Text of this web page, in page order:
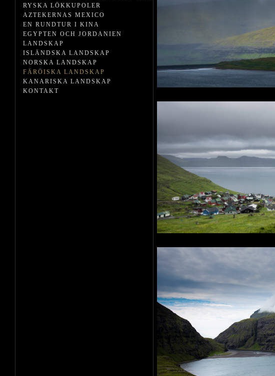
RYSKA LÖKKUPOLER
AZTEKERNAS MEXICO
EN RUNDTUR I KINA
EGYPTEN OCH JORDANIEN
LANDSKAP
ISLÄNDSKA LANDSKAP
NORSKA LANDSKAP
FÄRÖISKA LANDSKAP
KANARISKA LANDSKAP
KONTAKT